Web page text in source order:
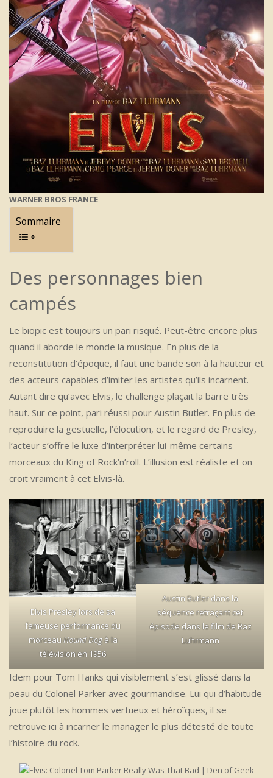
WARNER BROS FRANCE
Sommaire
Des personnages bien
campés
Le biopic est toujours un pari risqué. Peut-être encore plus
quand il aborde le monde la musique. En plus de la
reconstitution d’époque, il faut une bande son à la hauteur et
des acteurs capables d’imiter les artistes qu’ils incarnent.
Autant dire qu’avec Elvis, le challenge plaçait la barre très
haut. Sur ce point, pari réussi pour Austin Butler. En plus de
reproduire la gestuelle, l’élocution, et le regard de Presley,
l’acteur s’offre le luxe d’interpréter lui-même certains
morceaux du King of Rock’n’roll. L’illusion est réaliste et on
croit vraiment à cet Elvis-là.
Elvis Presley lors de sa
fameuse performance du
morceauHound Dogà la
télévision en 1956
Austin Butler dans la
séquence retraçant cet
épisode dans le film de Baz
Luhrmann
Idem pour Tom Hanks qui visiblement s’est glissé dans la
peau du Colonel Parker avec gourmandise. Lui qui d’habitude
joue plutôt les hommes vertueux et héroïques, il se
retrouve ici à incarner le manager le plus détesté de toute
l’histoire du rock.